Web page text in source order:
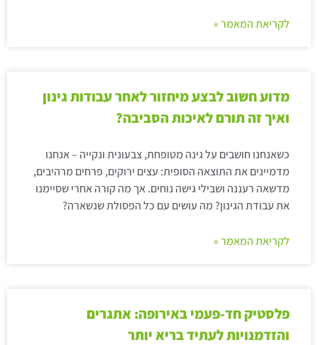
לקריאת המאמר »
מדוע חשוב לבצע מיחזור לאחר עבודות גינון
ואיך זה תורם לאיכות הסביבה?
כשאנחנו חושבים על גינה מטופחת, צבעונית ונקייה – אנחנו
מדמיינים את התוצאה הסופית: עצים ירוקים, פרחים מרהיבים,
מדשאה רעננה ושבילי גישה נוחים. אך מה קורה אחרי שסיימנו
את עבודת הגינון? מה עושים עם כל הפסולת שנשארה?
לקריאת המאמר »
פלסטיק חד-פעמי באירופה: אתגרים
והזדמנויות לעתיד בריא יותר